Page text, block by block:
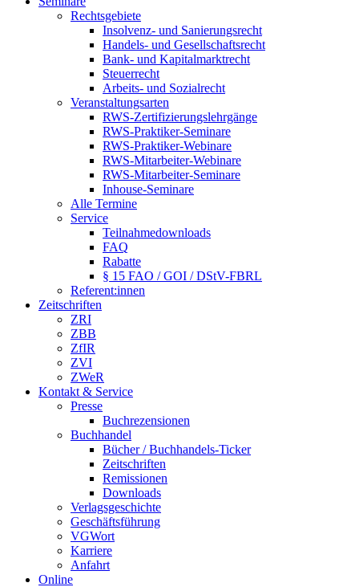
Rechtsgebiete
Insolvenz- und Sanierungsrecht
Handels- und Gesellschaftsrecht
Bank- und Kapitalmarktrecht
Steuerrecht
Arbeits- und Sozialrecht
Veranstaltungsarten
RWS-Zertifizierungslehrgänge
RWS-Praktiker-Seminare
RWS-Praktiker-Webinare
RWS-Mitarbeiter-Webinare
RWS-Mitarbeiter-Seminare
Inhouse-Seminare
Alle Termine
Service
Teilnahmedownloads
FAQ
Rabatte
§ 15 FAO / GOI / DStV-FBRL
Referent:innen
Zeitschriften
ZRI
ZBB
ZfIR
ZVI
ZWeR
Kontakt & Service
Presse
Buchrezensionen
Buchhandel
Bücher / Buchhandels-Ticker
Zeitschriften
Remissionen
Downloads
Verlagsgeschichte
Geschäftsführung
VGWort
Karriere
Anfahrt
Online